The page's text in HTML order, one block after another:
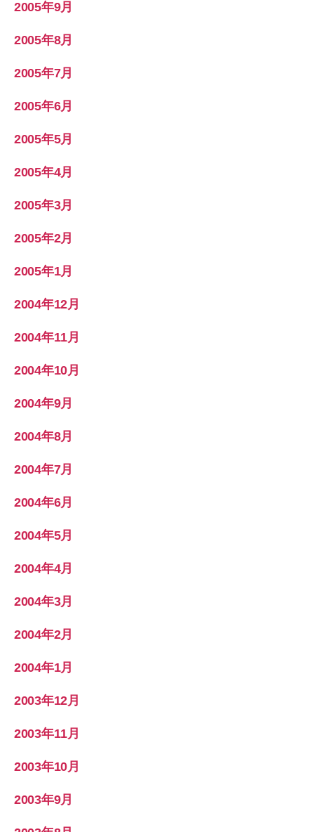
2005年9月
2005年8月
2005年7月
2005年6月
2005年5月
2005年4月
2005年3月
2005年2月
2005年1月
2004年12月
2004年11月
2004年10月
2004年9月
2004年8月
2004年7月
2004年6月
2004年5月
2004年4月
2004年3月
2004年2月
2004年1月
2003年12月
2003年11月
2003年10月
2003年9月